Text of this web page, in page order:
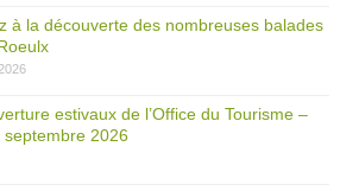
à la découverte des nombreuses balades
estivaux de l’Office du Tourisme –
2026